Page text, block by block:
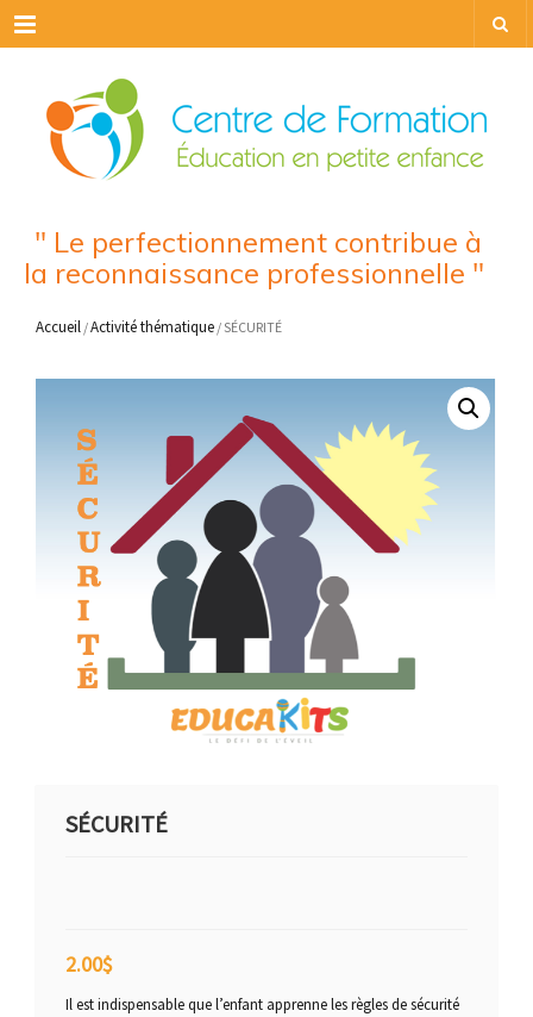
Menu
" Le perfectionnement contribue à
la reconnaissance professionnelle "
Accueil /Activité thématique / SÉCURITÉ
SÉCURITÉ
2.00$
Il est indispensable que l’enfant apprenne les règles de sécurité